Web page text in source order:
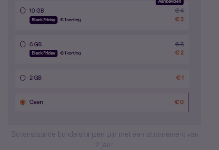
Bovenstaande bundels/prijzen zijn met een abonnement van
2 jaar.